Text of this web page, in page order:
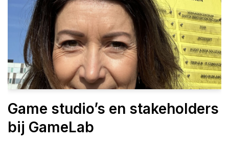
Game studio’s en stakeholders
bij GameLab